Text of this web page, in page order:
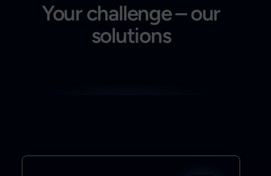
Your challenge – our
solutions